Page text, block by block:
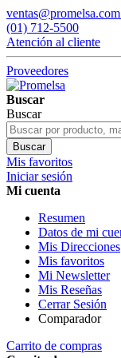
(01) 712-5500
Atención al cliente
Proveedores
Buscar
Buscar
Buscar
Mis favoritos
Iniciar sesión
Mi cuenta
Resumen
Datos de mi
Mis Direcciones
Mis favoritos
Mi Newsletter
Mis Reseñas
Cerrar Sesión
Comparador
Carrito de compras